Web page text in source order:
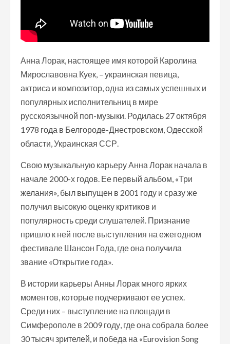
Анна Лорак, настоящее имя которой Каролина
Мирославовна Куек, – украинская певица,
актриса и композитор, одна из самых успешных и
популярных исполнительниц в мире
русскоязычной поп-музыки. Родилась 27 октября
1978 года в Белгороде-Днестровском, Одесской
области, Украинская ССР.
Свою музыкальную карьеру Анна Лорак начала в
начале 2000-х годов. Ее первый альбом, «Три
желания», был выпущен в 2001 году и сразу же
получил высокую оценку критиков и
популярность среди слушателей. Признание
пришло к ней после выступления на ежегодном
фестивале Шансон Года, где она получила
звание «Открытие года».
В истории карьеры Анны Лорак много ярких
моментов, которые подчеркивают ее успех.
Среди них – выступление на площади в
Симферополе в 2009 году, где она собрала более
30 тысяч зрителей, и победа на «Eurovision Song